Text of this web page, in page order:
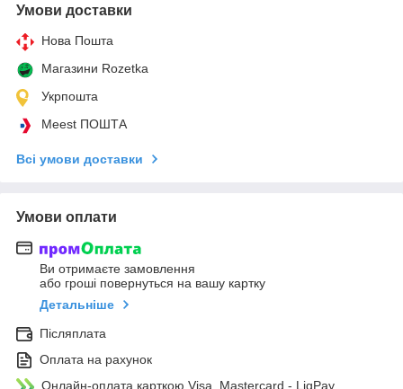
Умови доставки
Нова Пошта
Магазини Rozetka
Укрпошта
Meest ПОШТА
Всі умови доставки
Умови оплати
Ви отримаєте замовлення
або гроші повернуться на вашу картку
Детальніше
Післяплата
Оплата на рахунок
Онлайн-оплата карткою Visa, Mastercard - LiqPay